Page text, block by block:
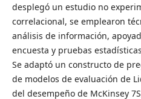
desplegó un estudio no
correlacional, se emplearon
análisis de información,
encuesta y pruebas
Se adaptó un constructo de
de modelos de evaluación de
del desempeño de McKinsey